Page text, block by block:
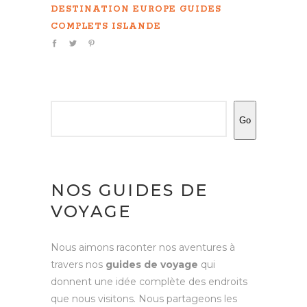
DESTINATION EUROPE GUIDES
COMPLETS ISLANDE
Go
NOS GUIDES DE
VOYAGE
Nous aimons raconter nos aventures à
travers nos guides de voyage qui
donnent une idée complète des endroits
que nous visitons. Nous partageons les